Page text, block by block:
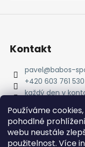
Používáme
pohodlné
webu neustále
použitelnost. Více
Kontakt
pavel@babos-
+420 603 761 530
každý den v